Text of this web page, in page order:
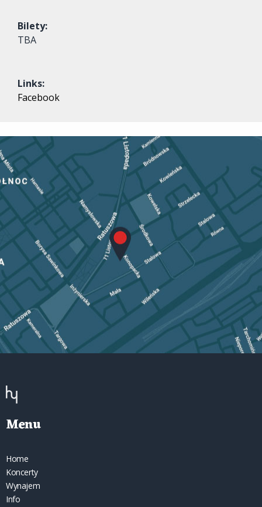
Bilety:
TBA
Links:
Facebook
Menu
Home
Koncerty
Wynajem
Info